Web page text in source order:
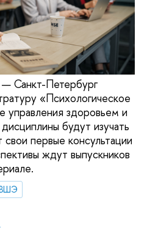
Санкт-Петербург
«Психологическое
здоровьем и
будут изучать
первые консультации
ждут выпускников